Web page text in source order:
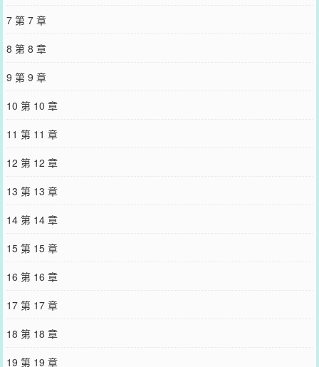
7 第 7 章
8 第 8 章
9 第 9 章
10 第 10 章
11 第 11 章
12 第 12 章
13 第 13 章
14 第 14 章
15 第 15 章
16 第 16 章
17 第 17 章
18 第 18 章
19 第 19 章